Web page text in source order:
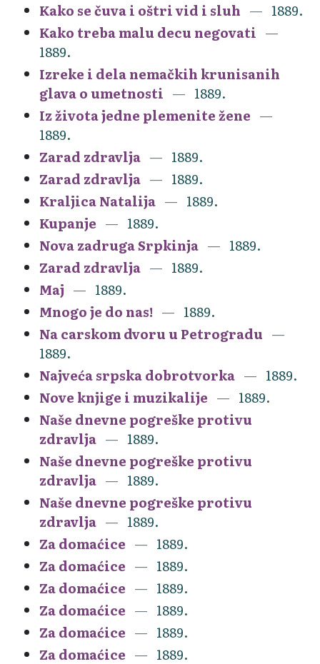
Kako se čuva i oštri vid i sluh
1889.
Kako treba malu decu negovati
1889.
Izreke i dela nemačkih krunisanih
glava o umetnosti
1889.
Iz života jedne plemenite žene
1889.
Zarad zdravlja
1889.
Zarad zdravlja
1889.
Kraljica Natalija
1889.
Kupanje
1889.
Nova zadruga Srpkinja
1889.
Zarad zdravlja
1889.
Maj
1889.
Mnogo je do nas!
1889.
Na carskom dvoru u Petrogradu
1889.
Najveća srpska dobrotvorka
1889.
Nove knjige i muzikalije
1889.
Naše dnevne pogreške protivu
zdravlja
1889.
Naše dnevne pogreške protivu
zdravlja
1889.
Naše dnevne pogreške protivu
zdravlja
1889.
Za domaćice
1889.
Za domaćice
1889.
Za domaćice
1889.
Za domaćice
1889.
Za domaćice
1889.
Za domaćice
1889.